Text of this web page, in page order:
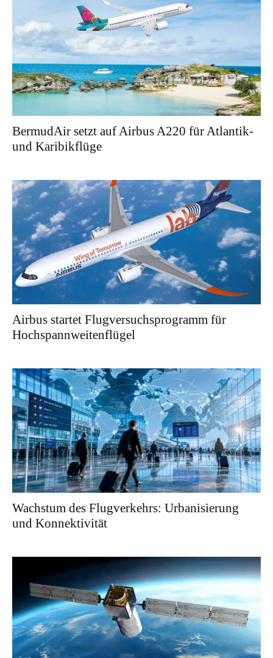
BermudAir setzt auf Airbus A220 für Atlantik-
und Karibikflüge
Airbus startet Flugversuchsprogramm für
Hochspannweitenflügel
Wachstum des Flugverkehrs: Urbanisierung
und Konnektivität